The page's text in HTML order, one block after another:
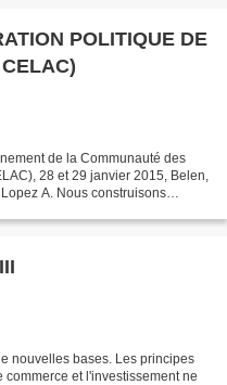
POLITIQUE DE
de la Communauté des
28 et 29 janvier 2015, Belen,
A. Nous construisons
nouvelles bases. Les principes
et l'investissement ne